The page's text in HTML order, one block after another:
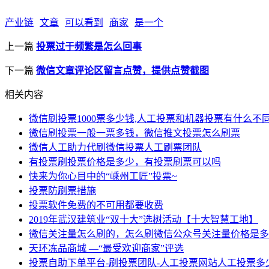
产业链 文章 可以看到 商家 是一个
上一篇 投票过于频繁是怎么回事
下一篇 微信文章评论区留言点赞，提供点赞截图
相关内容
微信刷投票1000票多少钱,人工投票和机器投票有什么不
微信刷投票一般一票多钱，微信推文投票怎么刷票
微信人工助力代刷微信投票人工刷票团队
有投票刷投票价格是多少，有投票刷票可以吗
快来为你心目中的“嵊州工匠”投票~
投票防刷票措施
投票软件免费的不可用都要收费
2019年武汉建筑业“双十大”选树活动【十大智慧工地】
微信关注量怎么刷的，怎么刷微信公众号关注量价格是
天环冻品商城 —“最受欢迎商家”评选
投票自助下单平台-刷投票团队-人工投票网站人工投票多